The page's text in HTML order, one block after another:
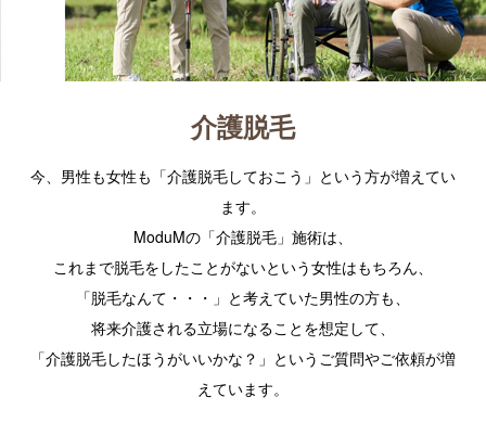
介護脱毛
今、男性も女性も「介護脱毛しておこう」という方が増えてい
ます。
ModuMの「介護脱毛」施術は、
これまで脱毛をしたことがないという女性はもちろん、
「脱毛なんて・・・」と考えていた男性の方も、
将来介護される立場になることを想定して、
「介護脱毛したほうがいいかな？」というご質問やご依頼が増
えています。